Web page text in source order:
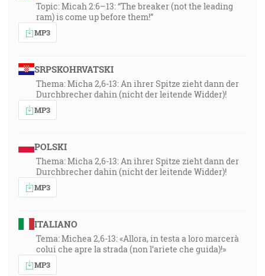
Topic: Micah 2:6–13: “The breaker (not the leading
ram) is come up before them!”
MP3
SRPSKOHRVATSKI
Thema: Micha 2,6-13: An ihrer Spitze zieht dann der
Durchbrecher dahin (nicht der leitende Widder)!
MP3
POLSKI
Thema: Micha 2,6-13: An ihrer Spitze zieht dann der
Durchbrecher dahin (nicht der leitende Widder)!
MP3
ITALIANO
Tema: Michea 2,6-13: «Allora, in testa a loro marcerà
colui che apre la strada (non l’ariete che guida)!»
MP3